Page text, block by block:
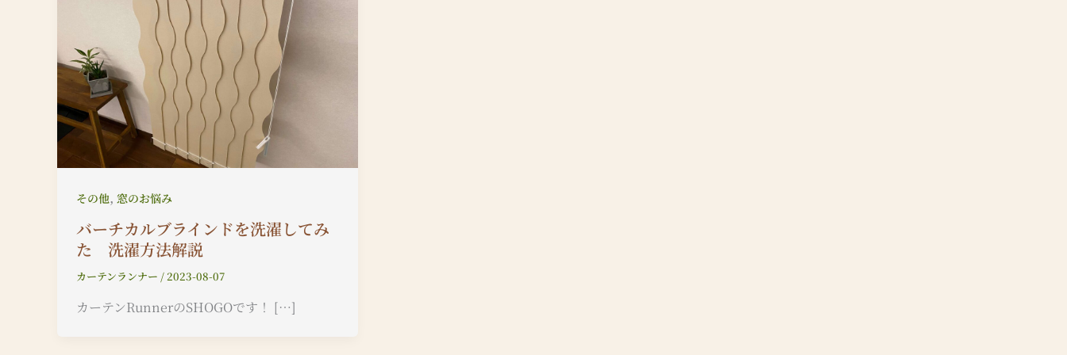
その他, 窓のお悩み
バーチカルブラインドを洗濯してみ
た 洗濯方法解説
カーテンランナー /2023-08-07
カーテンRunnerのSHOGOです！ […]